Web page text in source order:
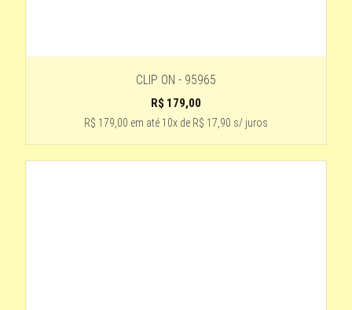
CLIP ON - 95965
R$ 179,00
R$ 179,00 em até 10x de R$ 17,90 s/ juros